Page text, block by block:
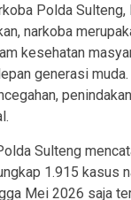
Polda
narkoba
kesehatan
generasi
Sulteng
1.915 kasus
Mei 2026 saja